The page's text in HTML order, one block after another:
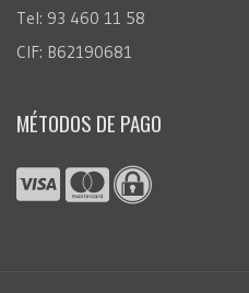
Tel: 93 460 11 58
CIF: B62190681
MÉTODOS DE PAGO